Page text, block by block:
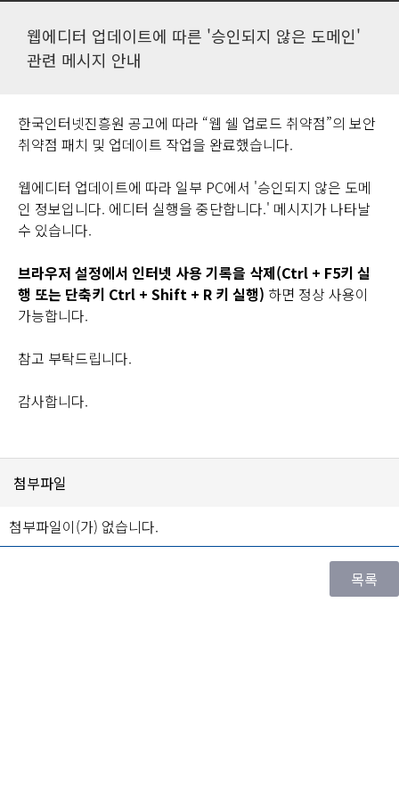
웹에디터 업데이트에 따른 '승인되지 않은 도메인'
관련 메시지 안내
한국인터넷진흥원 공고에 따라 “웹 쉘 업로드 취약점”의 보안
취약점 패치 및 업데이트 작업을 완료했습니다.
웹에디터 업데이트에 따라 일부 PC에서 '승인되지 않은 도메
인 정보입니다. 에디터 실행을 중단합니다.' 메시지가 나타날
수 있습니다.
브라우저 설정에서 인터넷 사용 기록을 삭제(Ctrl + F5키 실
행 또는 단축키 Ctrl + Shift + R 키 실행) 하면 정상 사용이
가능합니다.
참고 부탁드립니다.
감사합니다.
첨부파일
첨부파일이(가) 없습니다.